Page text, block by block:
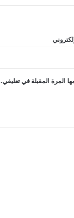
المرة المقبلة في تعليقي.